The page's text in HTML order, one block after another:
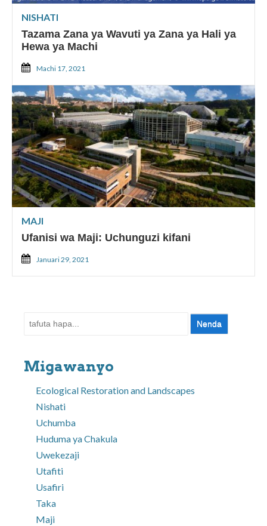
NISHATI
Tazama Zana ya Wavuti ya Zana ya Hali ya
Hewa ya Machi
Machi 17, 2021
MAJI
Ufanisi wa Maji: Uchunguzi kifani
Januari 29, 2021
Tafuta:
Migawanyo
Ecological Restoration and Landscapes
Nishati
Uchumba
Huduma ya Chakula
Uwekezaji
Utafiti
Usafiri
Taka
Maji